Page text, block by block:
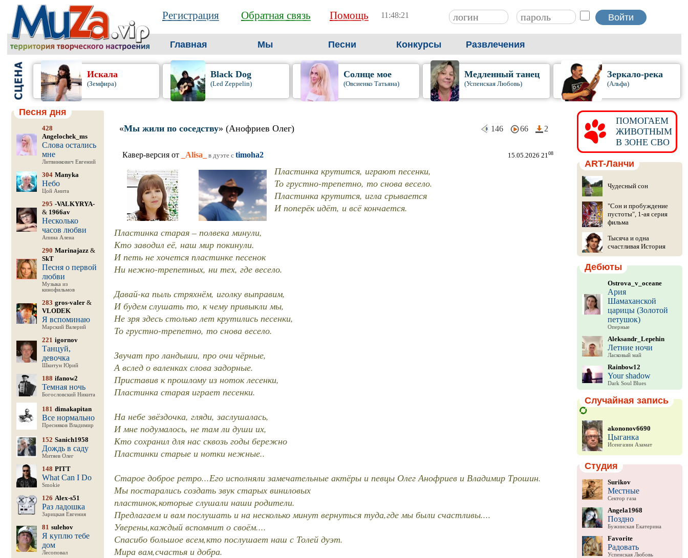
Регистрация Обратная связь Помощь 11:48:22
Главная Мы Песни Конкурсы Развлечения
Искала
(Земфира)
Black Dog
(Led Zeppelin)
Солнце мое
(Овсиенко Татьяна)
Медленный танец
(Успенская Любовь)
Зеркало-река
(Альфа)
Песня дня
428
Angelochek_ms
Слова остались
мне
Литвинкович Евгений
304 Manyka
Небо
Цой Анита
295 -VALKYRYA-
& 1966av
Несколько
часов любви
Апина Алена
290 Marinajazz&
SkT
Песня о первой
любви
Музыка из
кинофильмов
283 gros-valer&
VLODEK
Я вспоминаю
Марский Валерий
221 igornov
Танцуй,
девочка
Шкитун Юрий
188 ifanow2
Темная ночь
Богословский Никита
181 dimakapitan
Все нормально
Пресняков Владимир
152 Sanich1958
Дождь в саду
Митяев Олег
148 PITT
What Can I Do
Smokie
126 Alex-s51
Раз ладошка
Зарицкая Евгения
81 sulehov
Я куплю тебе
дом
Лесоповал
«Мы жили по соседству» (Анофриев Олег) 146 66 2
Кавер-версия от _Alisa_ в дуэте c timoha2 15.05.2026 2108
Пластинка крутится, играют песенки,
То грустно-трепетно, то снова весело.
Пластинка крутится, игла срывается
И поперёк идёт, и всё кончается.
Пластинка старая – полвека минули,
Кто заводил её, наш мир покинули.
И петь не хочется пластинке песенок
Ни нежно-трепетных, ни тех, где весело.
Давай-ка пыль стряхнём, иголку выправим,
И будем слушать то, к чему привыкли мы,
Не зря здесь столько лет крутились песенки,
То грустно-трепетно, то снова весело.
Звучат про ландыши, про очи чёрные,
А вслед о валенках слова задорные.
Приставив к прошлому из ноток лесенки,
Пластинка старая играет песенки.
На небе звёздочка, гляди, заслушалась,
И мне подумалось, не там ли души их,
Кто сохранил для нас сквозь годы бережно
Пластинки старые и нотки нежные..
Старое доброе ретро...Его исполняли замечательные актёры и певцы Олег Анофриев и Владимир Трошин.
Мы постарались создать звук старых виниловых
пластинок,которые слушали наши родители.
Предлагаем и вам послушать и на несколько минут вернуться туда,где мы были счастливы....
Уверены,каждый вспомнит о своём....
Спасибо большое всем,кто послушает наш с Толей дуэт.
Мира вам,счастья и добра.
ПОМОГАЕМ
ЖИВОТНЫМ
В ЗОНЕ СВО
ART-Ланчи
Чудесный сон
"Сон и пробуждение
пустоты", 1-ая серия
фильма
Тысяча и одна
счастливая История
Дебюты
Ostrova_v_oceane
Ария
Шамаханской
царицы (Золотой
петушок)
Оперные
Aleksandr_Lepehin
Летние ночи
Ласковый май
Rainbow12
Your shadow
Dark Soul Blues
Случайная запись
akononov6690
Цыганка
Исенгазин Азамат
Студия
Surikov
Местные
Сектор газа
Angela1968
Поздно
Бужинская Екатерина
Favorite
Радовать
Успенская Любовь